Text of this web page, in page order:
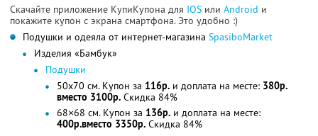
Скачайте приложение КупиКупона для IOS или Android и
покажите купон с экрана смартфона. Это удобно :)
Подушки и одеяла от интернет-магазина SpasiboMarket
Изделия «Бамбук»
Подушки
50х70 см. Купон за 116р. и доплата на месте: 380р.
вместо 3100р. Скидка 84%
68×68 см. Купон за 136р. и доплата на месте:
400р.вместо 3350р. Скидка 84%